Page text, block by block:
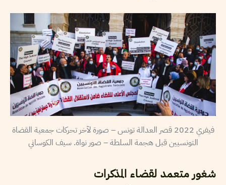
فيفري 2022 قصر العدالة تونس – صورة لآخر تحركات جمعية القضاة
التونسيين قبل هجمة السلطة – صور نواة. سيف الكوساني
شغور متعمد لقضاء المذكرات